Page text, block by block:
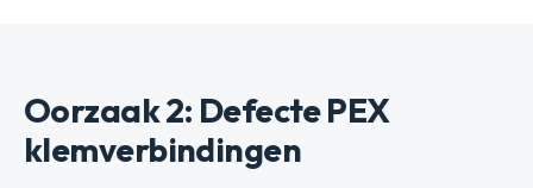
Oorzaak 2: Defecte PEX
klemverbindingen